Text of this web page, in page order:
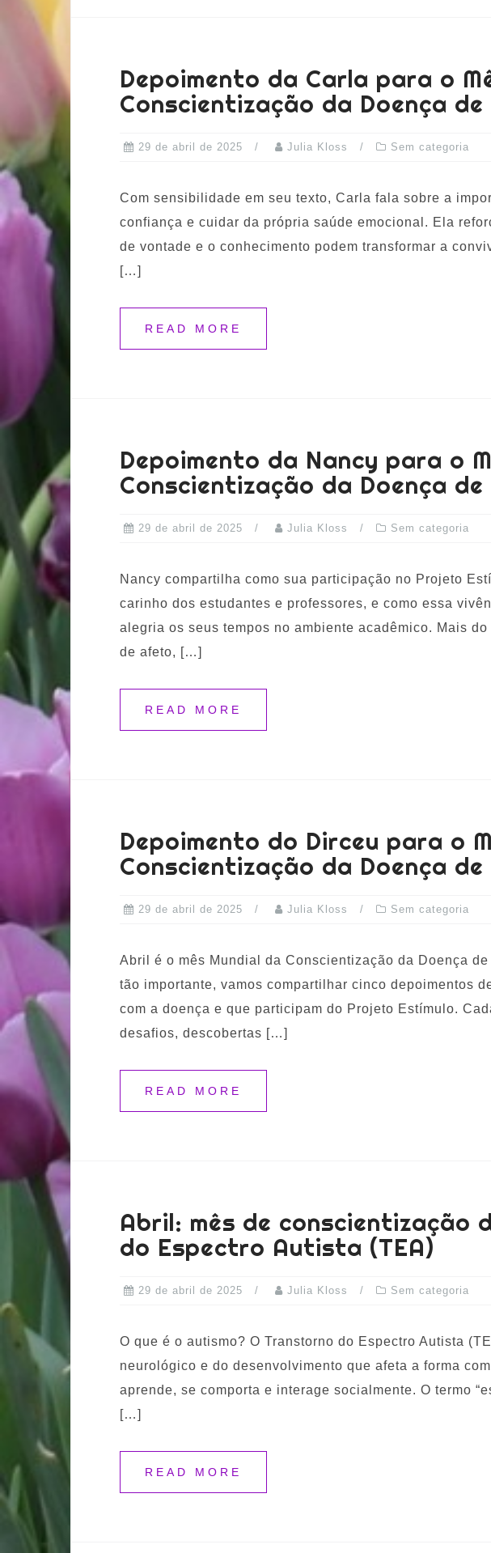
Depoimento da Carla para o
Conscientização da Doença
29 de abril de 2025 Julia Kloss Sem categoria
Com sensibilidade em seu texto, Carla fala sobre a
confiança e cuidar da própria saúde emocional. Ela
de vontade e o conhecimento podem transformar a
[…]
READ MORE
Depoimento da Nancy para o
Conscientização da Doença
29 de abril de 2025 Julia Kloss Sem categoria
Nancy compartilha como sua participação no Projeto
carinho dos estudantes e professores, e como essa
alegria os seus tempos no ambiente acadêmico. Mais
de afeto, […]
READ MORE
Depoimento do Dirceu para o
Conscientização da Doença
29 de abril de 2025 Julia Kloss Sem categoria
Abril é o mês Mundial da Conscientização da Doença
tão importante, vamos compartilhar cinco depoimentos
com a doença e que participam do Projeto Estímulo.
desafios, descobertas […]
READ MORE
Abril: mês de conscientização
do Espectro Autista (TEA)
29 de abril de 2025 Julia Kloss Sem categoria
O que é o autismo? O Transtorno do Espectro Autista
neurológico e do desenvolvimento que afeta a forma
aprende, se comporta e interage socialmente. O termo
[…]
READ MORE